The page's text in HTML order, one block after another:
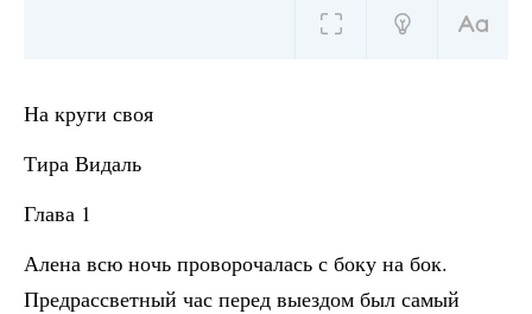
На круги своя
Тира Видаль
Глава 1
Алена всю ночь проворочалась с боку на бок.
Предрассветный час перед выездом был самый